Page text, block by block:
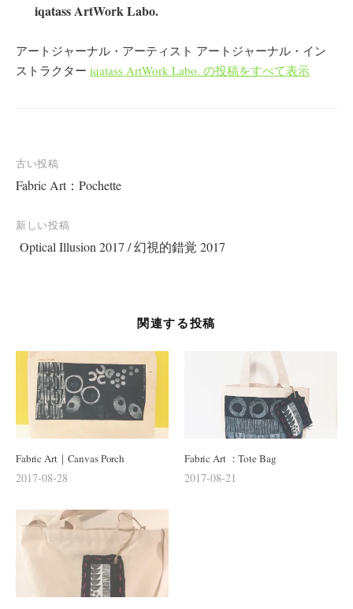
iqatass ArtWork Labo.
アートジャーナル・アーティスト アートジャーナル・イン
ストラクター iqatass ArtWork Labo. の投稿をすべて表示
投
稿
ナ
ビ
ゲ
ン
古い投稿
Fabric Art：Pochette
新しい投稿
Optical Illusion 2017 / 幻視的錯覚 2017
関連する投稿
Fabric Art｜Canvas Porch
2017-08-28
Fabric Art ：Tote Bag
2017-08-21